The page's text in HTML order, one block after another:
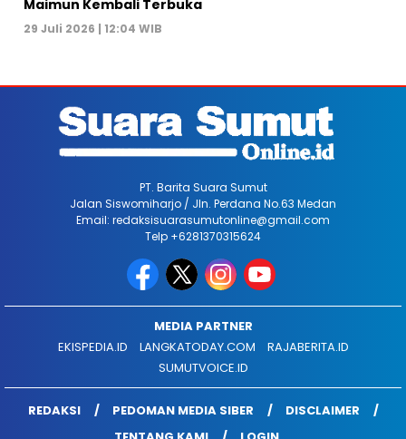
Maimun Kembali Terbuka
29 Juli 2026 | 12:04 WIB
PT. Barita Suara Sumut
Jalan Siswomiharjo / Jln. Perdana No.63 Medan
Email: redaksisuarasumutonline@gmail.com
Telp +6281370315624
MEDIA PARTNER
EKISPEDIA.ID
LANGKATODAY.COM
RAJABERITA.ID
SUMUTVOICE.ID
REDAKSI PEDOMAN MEDIA SIBER
DISCLAIMER